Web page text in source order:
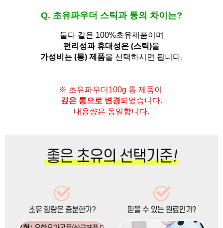
Q. 초유파우더 스틱과 통의 차이는?
둘다 같은 100%초유제품이며
편리성과 휴대성은 (스틱)을
가성비는 (통) 제품을 선택하시면 됩니다.
※ 초유파우더100g 통 제품이
깊은 통으로 변경되었습니다.
내용량은 동일합니다.